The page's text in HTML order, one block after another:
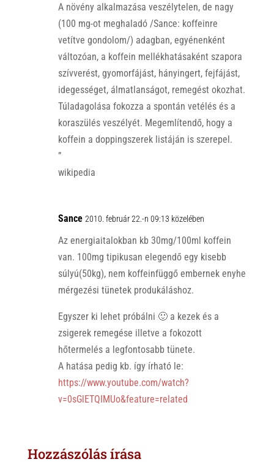
A növény alkalmazása veszélytelen, de nagy
(100 mg-ot meghaladó /Sance: koffeinre
vetítve gondolom/) adagban, egyénenként
változóan, a koffein mellékhatásaként szapora
szívverést, gyomorfájást, hányingert, fejfájást,
idegességet, álmatlanságot, remegést okozhat.
Túladagolása fokozza a spontán vetélés és a
koraszülés veszélyét. Megemlítendő, hogy a
koffein a doppingszerek listáján is szerepel.
”
wikipedia
Sance 2010. február 22.-n 09:13 közelében
Az energiaitalokban kb 30mg/100ml koffein
van. 100mg tipikusan elegendő egy kisebb
súlyú(50kg), nem koffeinfüggő embernek enyhe
mérgezési tünetek produkáláshoz.
Egyszer ki lehet próbálni 🙂 a kezek és a
zsigerek remegése illetve a fokozott
hőtermelés a legfontosabb tünete.
A hatása pedig kb. így írható le:
https://www.youtube.com/watch?
v=0sGlETQIMUo&feature=related
Hozzászólás írása